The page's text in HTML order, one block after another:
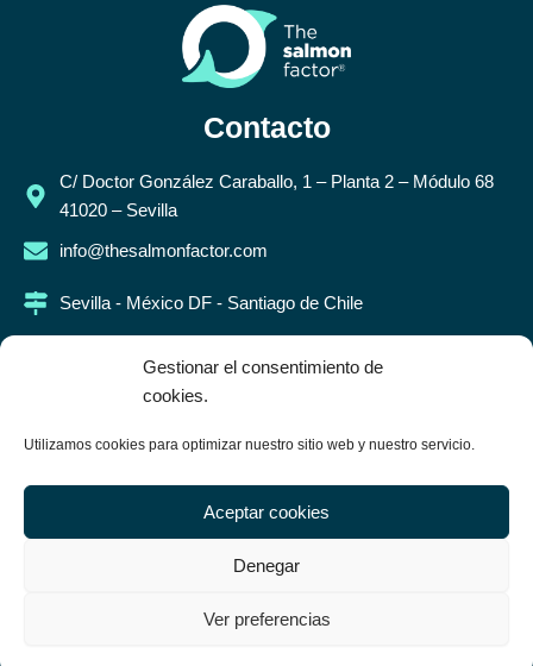
Gestionar el consentimiento de
cookies.
Utilizamos cookies para optimizar nuestro sitio web y nuestro servicio.
Aceptar cookies
Denegar
Ver preferencias
Contacto
C/ Doctor González Caraballo, 1 – Planta 2 – Módulo 68
41020 – Sevilla
info@thesalmonfactor.com
Sevilla - México DF - Santiago de Chile
Legal
Política de privacidad
Política de cookies
Síguenos en